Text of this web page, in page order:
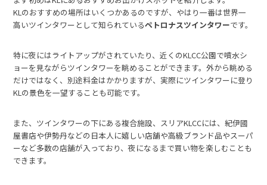
KLのおすすめの場所はいくつかあるのですが、やはり一番は世界一
高いツインタワーとして知られているペトロナスツインタワーです。
特に夜にはライトアップがされていたり、近くのKLCC公園で噴水シ
ョーを見ながらツインタワーを眺めることができます。外から眺める
だけではなく、別途料金はかかりますが、実際にツインタワーに登り
KLの景色を一望することも可能です。
また、ツインタワーの下にある複合施設、スリアKLCCには、紀伊國
屋書店や伊勢丹などの日本人に嬉しい店舗や高級ブランド品やスーパ
ーなど多数の店舗が入っており、夜になるまで買い物を楽しむことも
できます。